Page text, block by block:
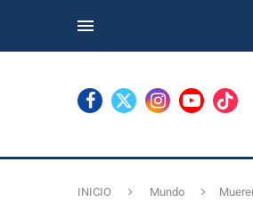
INICIO Mundo